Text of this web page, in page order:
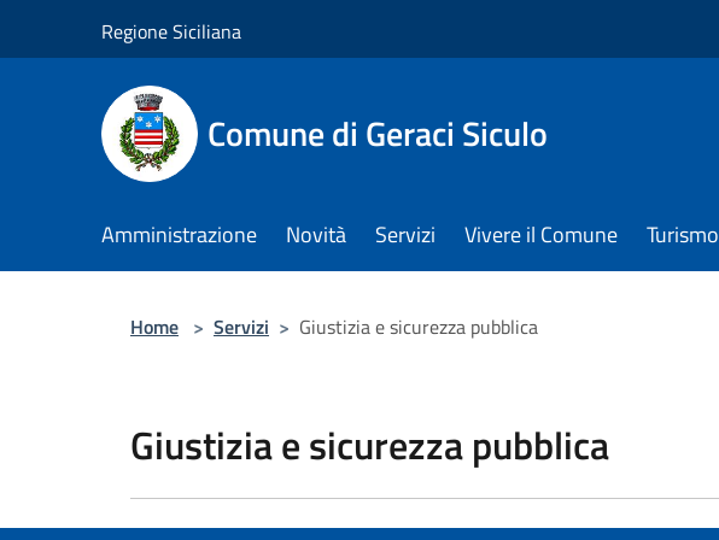
Regione Siciliana
Comune di Geraci Siculo
Amministrazione Novità Servizi Vivere il Comune Turismo
Home > Servizi > Giustizia e sicurezza pubblica
Giustizia e sicurezza pubblica